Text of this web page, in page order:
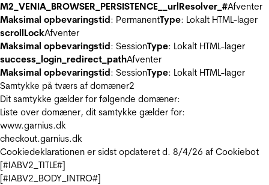
M2_VENIA_BROWSER_PERSISTENCE__urlResolver_#Afventer
Maksimal opbevaringstid: PermanentType: Lokalt HTML-lager
scrollLockAfventer
Maksimal opbevaringstid: SessionType: Lokalt HTML-lager
success_login_redirect_pathAfventer
Maksimal opbevaringstid: SessionType: Lokalt HTML-lager
Samtykke på tværs af domæner2
Dit samtykke gælder for følgende domæner:
Liste over domæner, dit samtykke gælder for:
www.garnius.dk
checkout.garnius.dk
Cookiedeklarationen er sidst opdateret d. 8/4/26 af Cookiebot
[#IABV2_TITLE#]
[#IABV2_BODY_INTRO#]